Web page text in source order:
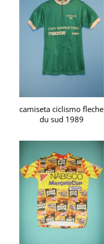
camiseta ciclismo fleche
du sud 1989